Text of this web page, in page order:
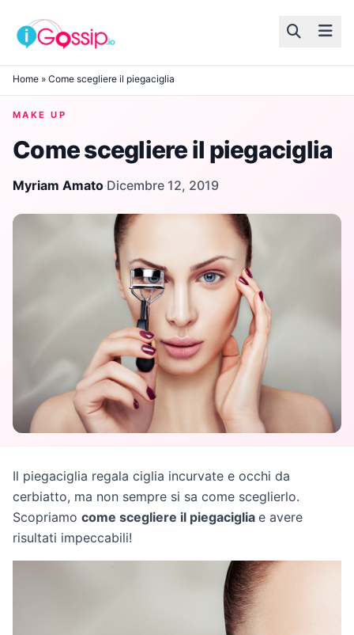
Skip to content
Home » Come scegliere il piegaciglia
MAKE UP
Come scegliere il piegaciglia
Myriam Amato·Dicembre 12, 2019
Il piegaciglia regala ciglia incurvate e occhi da
cerbiatto, ma non sempre si sa come sceglierlo.
Scopriamo come scegliere il piegaciglia e avere
risultati impeccabili!